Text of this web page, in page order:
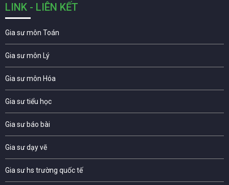
LINK - LIÊN KẾT
Gia sư môn Toán
Gia sư môn Lý
Gia sư môn Hóa
Gia sư tiểu học
Gia sư báo bài
Gia sư dạy vẽ
Gia sư hs trường quốc tế